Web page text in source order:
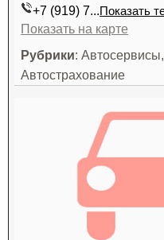
+7 (919) 7...Показать
Показать на карте
Рубрики:
Автострахование